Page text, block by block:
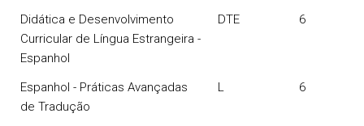
Didática e Desenvolvimento
Curricular de Língua Estrangeira -
Espanhol
DTE 6
Espanhol - Práticas Avançadas
de Tradução
L 6